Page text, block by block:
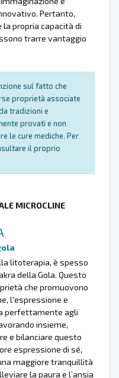
Pertanto,
propria capacità di
trarre vantaggio
sul fatto che
proprietà associate
tradizioni e
provati e non
le cure mediche. Per
il proprio
MICROCLINE
litoterapia, è spesso
della Gola. Questo
che promuovono
l'espressione e
perfettamente agli
insieme,
e bilanciare questo
espressione di sé,
maggiore tranquillità
la paura e l’ansia